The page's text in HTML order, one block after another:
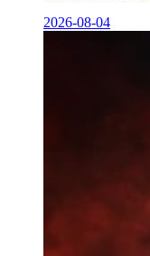
2026-08-04